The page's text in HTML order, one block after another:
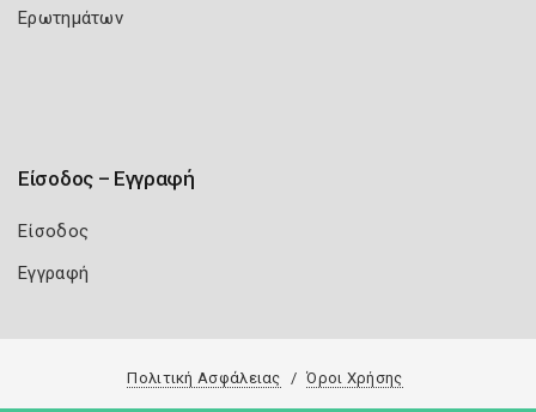
Ερωτημάτων
Είσοδος – Εγγραφή
Είσοδος
Εγγραφή
Πολιτική Ασφάλειας Όροι Χρήσης